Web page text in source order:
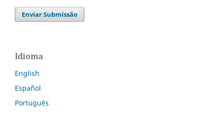
Enviar Submissão
Idioma
English
Español
Português